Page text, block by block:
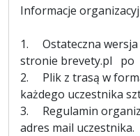
Informacje
1. Ostateczna wersja
stronie brevety.pl po
2. Plik z trasą w
każdego uczestnika
3. Regulamin
adres mail uczestnika.